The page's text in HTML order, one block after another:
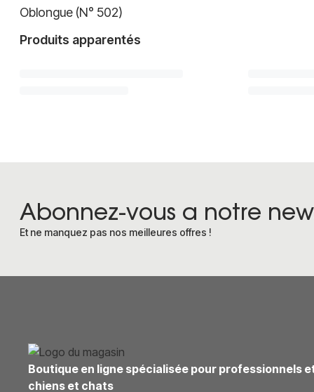
Oblongue (N° 502)
Produits apparentés
Abonnez-vous a notre
Et ne manquez pas nos meilleures offres !
Boutique en ligne spécialisée pour professionnels
chiens et chats